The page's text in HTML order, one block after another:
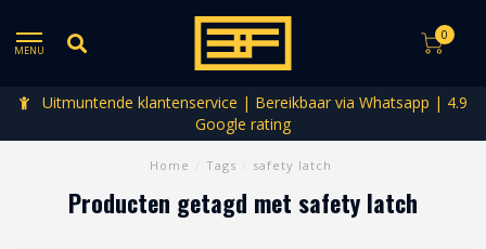
MENU
0
Uitmuntende klantenservice | Bereikbaar via Whatsapp | 4.9
Google rating
Home Tags safety latch
Producten getagd met safety latch